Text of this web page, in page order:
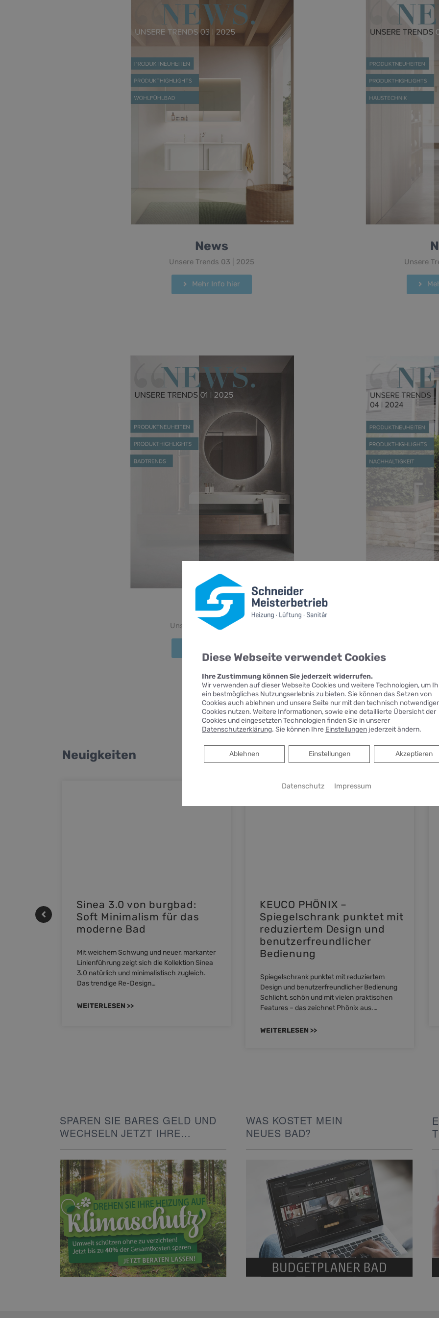
News
Unsere Trends 03 | 2025
Mehr Info hier
Unsere
News
Unsere Trends 01 | 2025 Unsere
Neuigkeiten
Sinea 3.0 von burgbad:
Soft Minimalism für das
moderne Bad
Mit weichem Schwung und neuer, markanter
Linienführung zeigt sich die Kollektion Sinea
3.0 natürlich und minimalistisch zugleich.
Das trendige Re-Design…
WEITERLESEN >>
KEUCO PHÖNIX –
Spiegelschrank punktet mit
reduziertem Design und
benutzerfreundlicher
Bedienung
Spiegelschrank punktet mit reduziertem
Design und benutzerfreundlicher Bedienung
Schlicht, schön und mit vielen praktischen
Features – das zeichnet Phönix aus.…
WEITERLESEN >>
SPAREN SIE BARES GELD UND
WECHSELN JETZT IHRE
WAS KOSTET MEIN
NEUES BAD?
Diese Webseite verwendet Cookies
Ihre Zustimmung können Sie jederzeit widerrufen.
Wir verwenden auf dieser Webseite Cookies und weitere Technologien, um
ein bestmögliches Nutzungserlebnis zu bieten. Sie können das Setzen von
Cookies auch ablehnen und unsere Seite nur mit den technisch
Cookies nutzen. Weitere Informationen, sowie eine detaillierte Übersicht der
Cookies und eingesetzten Technologien finden Sie in unserer
Datenschutzerklärung. Sie können Ihre Einstellungen jederzeit ändern.
Akzeptieren
Einstellungen
Ablehnen
Ablehnen
Datenschutz Impressum